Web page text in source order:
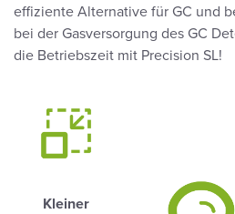
effiziente Alternative für GC und
bei der Gasversorgung des GC
die Betriebszeit mit Precision SL!
Kleiner